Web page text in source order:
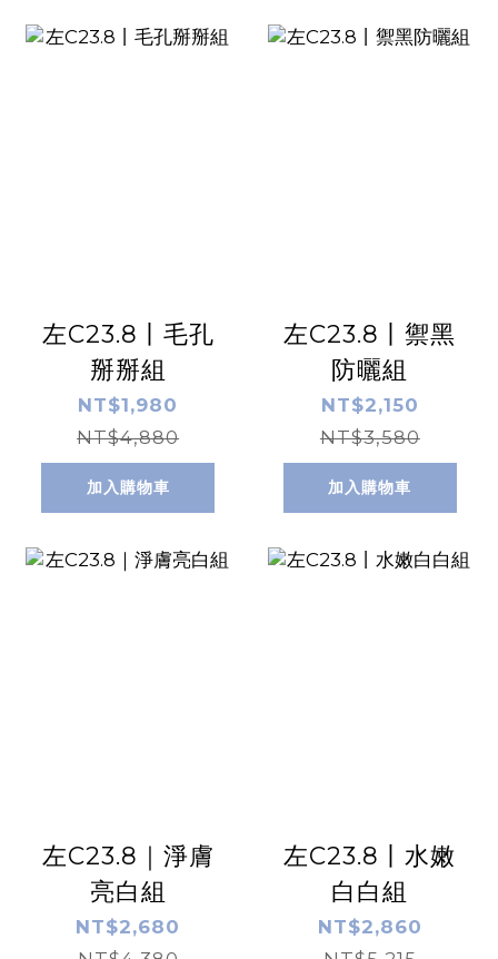
左C23.8丨毛孔
掰掰組
NT$1,980
NT$4,880
加入購物車
左C23.8丨禦黑
防曬組
NT$2,150
NT$3,580
加入購物車
左C23.8｜淨膚
亮白組
NT$2,680
左C23.8丨水嫩
白白組
NT$2,860